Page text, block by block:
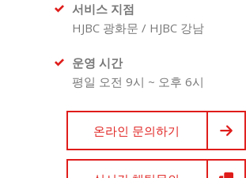
서비스 지점
HJBC 광화문 / HJBC 강남
운영 시간
평일 오전 9시 ~ 오후 6시
온라인 문의하기